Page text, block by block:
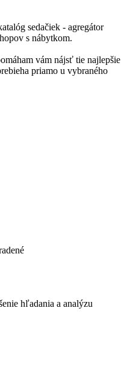
sedačiek - agregátor
s nábytkom.
vám nájsť tie najlepšie
priamo u vybraného
hľadania a analýzu